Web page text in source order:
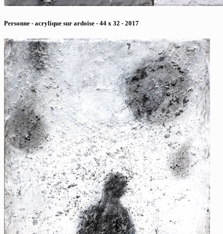
Personne - acrylique sur ardoise - 44 x 32 - 2017